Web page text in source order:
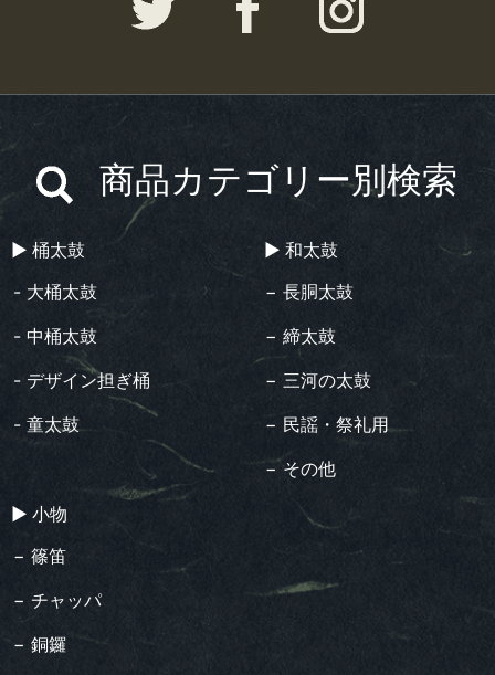
商品カテゴリー別検索
▶︎ 桶太鼓
- 大桶太鼓
- 中桶太鼓
- デザイン担ぎ桶
- 童太鼓
▶︎ 和太鼓
− 長胴太鼓
− 締太鼓
− 三河の太鼓
− 民謡・祭礼用
− その他
▶︎ 小物
− 篠笛
− チャッパ
− 銅鑼